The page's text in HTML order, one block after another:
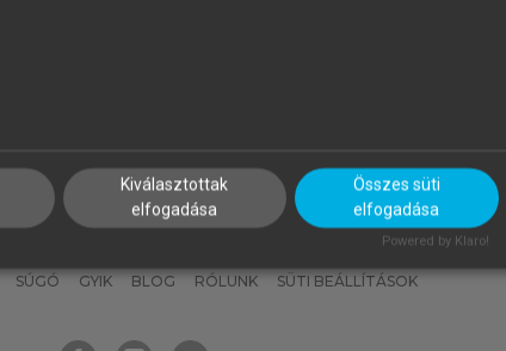
MI – ÁLTALÁNOS IRÁNYELVEK
SÚGÓ GYIK BLOG RÓLUNK SÜTI BEÁLLÍTÁSOK
Kiválasztottak
elfogadása
Összes süti
elfogadása
Powered by Klaro!